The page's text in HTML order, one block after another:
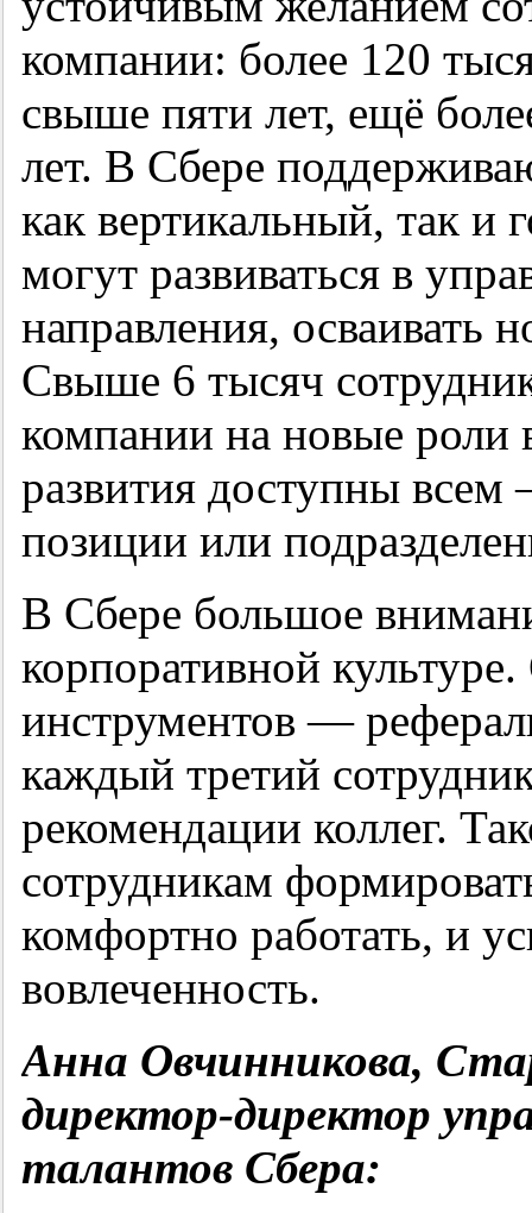
компании: более 120
свыше пяти лет, ещё
лет. В Сбере
как вертикальный, так и
могут развиваться в
направления, осваивать
Свыше 6 тысяч
компании на новые роли
развития доступны всем
позиции или
В Сбере большое
корпоративной
инструментов —
каждый третий
рекомендации коллег.
сотрудникам
комфортно работать, и
вовлеченность.
Анна Овчинникова,
директор-директор
талантов Сбера: